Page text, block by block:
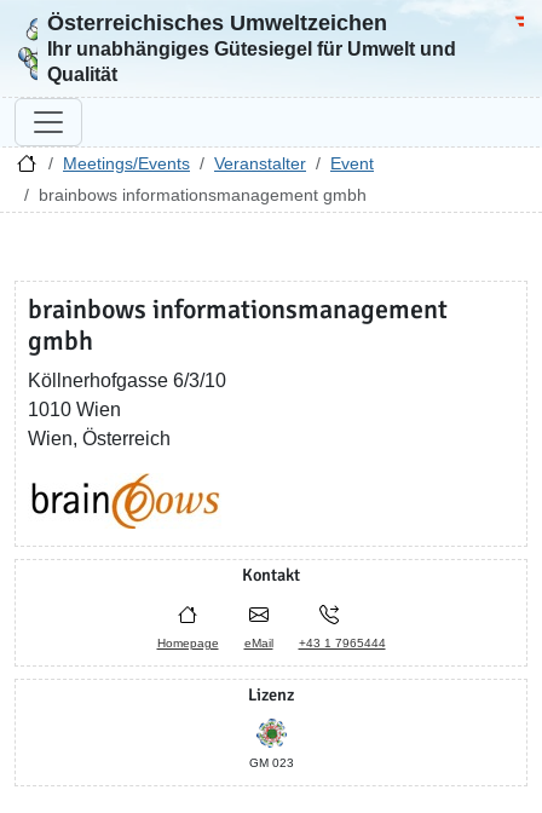
Zur Startseite
Österreichisches Umweltzeichen
Ihr unabhängiges Gütesiegel für Umwelt und
Qualität
Meetings/Events Veranstalter
Event
brainbows informationsmanagement gmbh
brainbows informationsmanagement
gmbh
Köllnerhofgasse 6/3/10
1010 Wien
Wien, Österreich
Kontakt
Homepage eMail +43 1 7965444
Lizenz
GM 023